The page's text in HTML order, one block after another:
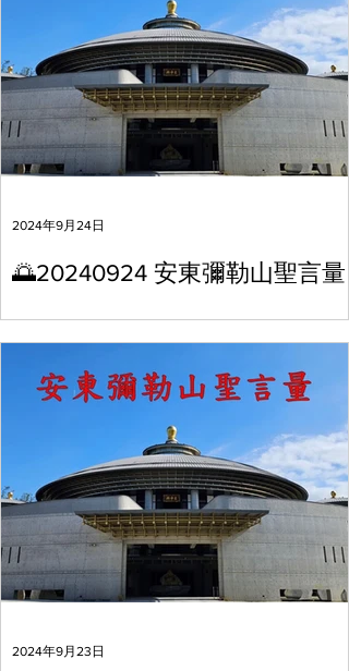
🌅20240924 安東彌勒山聖言量
2024年9月24日
2024年9月23日